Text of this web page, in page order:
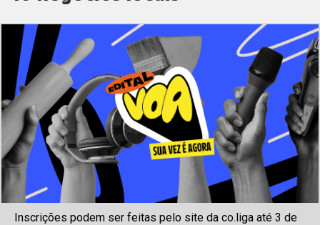
Inscrições podem ser feitas pelo site da co.liga até 3 de